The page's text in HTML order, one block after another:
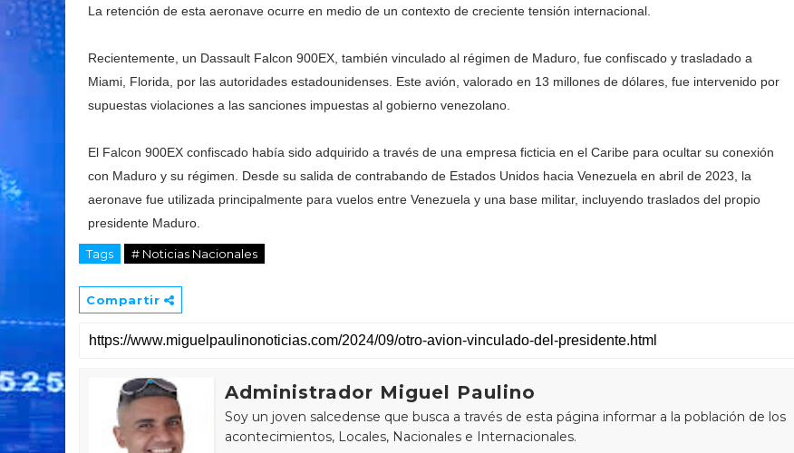
La retención de esta aeronave ocurre en medio de un contexto de creciente tensión internacional.
Recientemente, un Dassault Falcon 900EX, también vinculado al régimen de Maduro, fue confiscado y trasladado a
Miami, Florida, por las autoridades estadounidenses. Este avión, valorado en 13 millones de dólares, fue intervenido por
supuestas violaciones a las sanciones impuestas al gobierno venezolano.
El Falcon 900EX confiscado había sido adquirido a través de una empresa ficticia en el Caribe para ocultar su conexión
con Maduro y su régimen. Desde su salida de contrabando de Estados Unidos hacia Venezuela en abril de 2023, la
aeronave fue utilizada principalmente para vuelos entre Venezuela y una base militar, incluyendo traslados del propio
presidente Maduro.
Tags # Noticias Nacionales
Compartir
Administrador Miguel Paulino
Soy un joven salcedense que busca a través de esta página informar a la población de los
acontecimientos, Locales, Nacionales e Internacionales.